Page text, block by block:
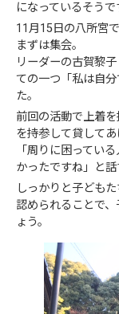
になっているそうで
11月15日の八所宮
まずは集会。
リーダーの古賀黎
ての一つ「私は自
た。
前回の活動で上着
を持参して貸してあ
「周りに困ってい
かったですね」と話
しっかりと子ども
認められることで
ょう。